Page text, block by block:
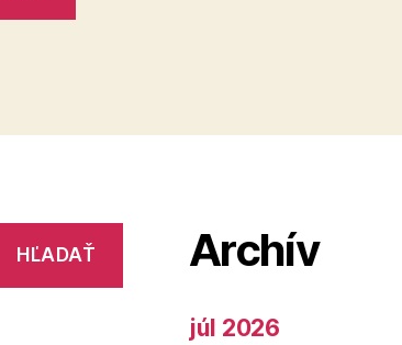
Archív
júl 2026